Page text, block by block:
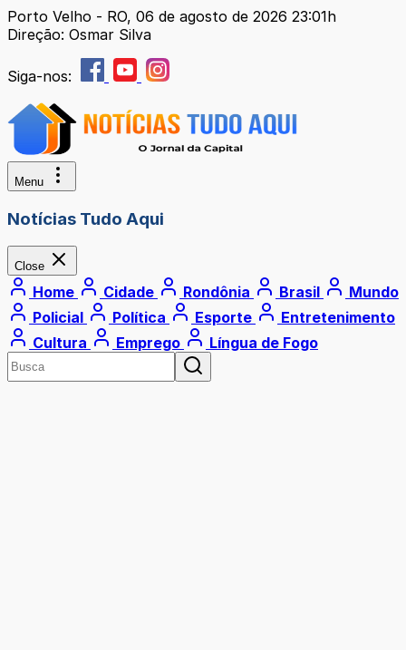
Porto Velho - RO, 06 de agosto de 2026 23:01h
Direção: Osmar Silva
Siga-nos:
Menu
Notícias Tudo Aqui
Close
Home Cidade Rondônia Brasil
Mundo
Policial
Política Esporte
Entretenimento
Cultura
Emprego Língua de Fogo